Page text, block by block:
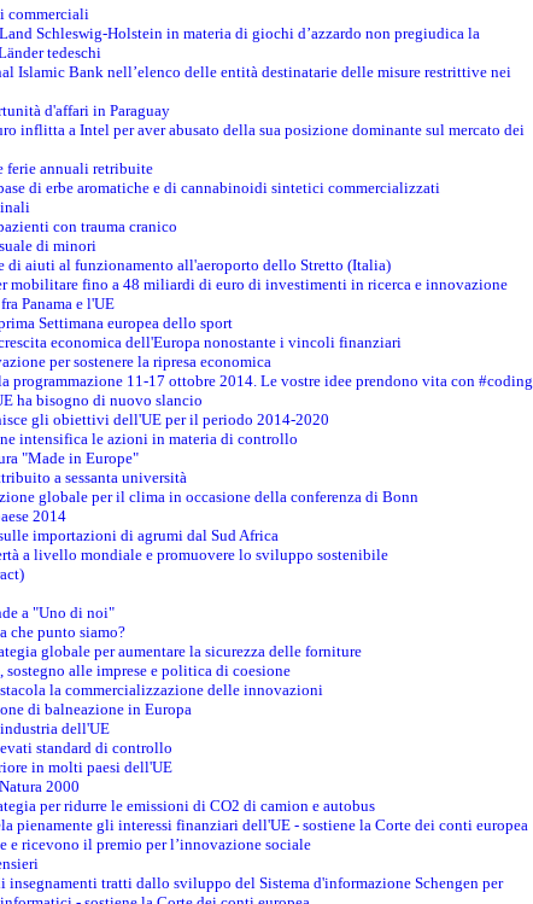
commerciali
Schleswig-Holstein in materia di giochi d’azzardo non pregiudica la
tedeschi
Islamic Bank nell’elenco delle entità destinatarie delle misure restrittive nei
d'affari in Paraguay
inflitta a Intel per aver abusato della sua posizione dominante sul mercato dei
ferie annuali retribuite
di erbe aromatiche e di cannabinoidi sintetici commercializzati
con trauma cranico
di minori
di aiuti al funzionamento all'aeroporto dello Stretto (Italia)
mobilitare fino a 48 miliardi di euro di investimenti in ricerca e innovazione
Panama e l'UE
Settimana europea dello sport
economica dell'Europa nonostante i vincoli finanziari
per sostenere la ripresa economica
programmazione 11-17 ottobre 2014. Le vostre idee prendono vita con #coding
ha bisogno di nuovo slancio
gli obiettivi dell'UE per il periodo 2014-2020
intensifica le azioni in materia di controllo
"Made in Europe"
a sessanta università
globale per il clima in occasione della conferenza di Bonn
2014
importazioni di agrumi dal Sud Africa
a livello mondiale e promuovere lo sviluppo sostenibile
a "Uno di noi"
che punto siamo?
globale per aumentare la sicurezza delle forniture
alle imprese e politica di coesione
la commercializzazione delle innovazioni
di balneazione in Europa
dell'UE
standard di controllo
in molti paesi dell'UE
2000
per ridurre le emissioni di CO2 di camion e autobus
pienamente gli interessi finanziari dell'UE - sostiene la Corte dei conti europea
e ricevono il premio per l’innovazione sociale
insegnamenti tratti dallo sviluppo del Sistema d'informazione Schengen per